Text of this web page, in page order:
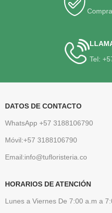
Tel:
DATOS DE CONTACTO
WhatsApp +57 3188106790
Móvil:+57 3188106790
Email:info@tufloristeria.co
HORARIOS DE ATENCIÓN
Lunes a Viernes De 7:00 a.m a